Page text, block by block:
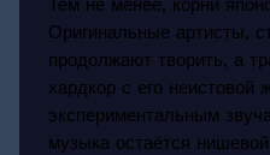
Оригинальные артисты,
продолжают творить, а
хардкор с его неистовой
экспериментальным
музыка остаётся